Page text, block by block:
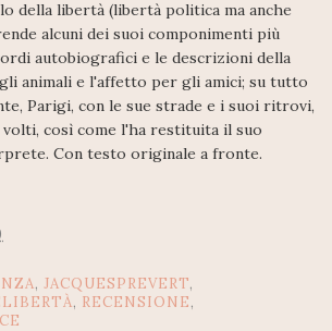
della libertà (libertà politica ma anche
alcuni dei suoi componimenti più
autobiografici e le descrizioni della
animali e l'affetto per gli amici; su tutto
Parigi, con le sue strade e i suoi ritrovi,
così come l'ha restituita il suo
Con testo originale a fronte.
, JACQUESPREVERT,
, RECENSIONE,